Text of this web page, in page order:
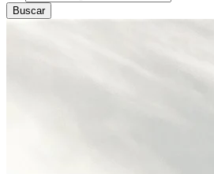
Buscar